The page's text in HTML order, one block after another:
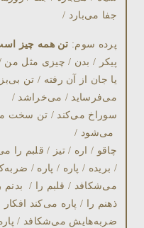
جفا می‌بارد /
پرده سوم: تن همه چيز
پيکر / بدن / چيزی مثل من
يا جان از آن رفته / تن
می‌فرسايد / می‌خراشد /
سوراخ می‌کند / تن
می‌شود /
چاقو / اره / تيز / قلبم را
/ بريده / پاره / پاره /
می‌شکافد / قلبم را / بدنم
ذهنم را / پاره می‌کند
ضربه‌هايش می‌شکافد /